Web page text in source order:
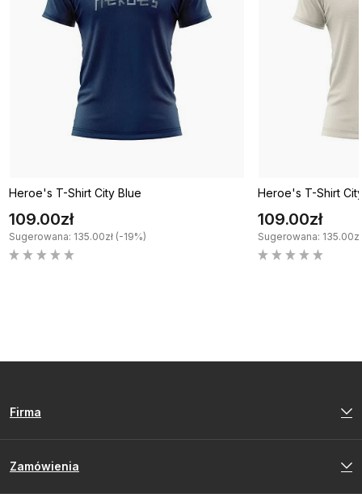
Heroe's T-Shirt City Blue
109.00zł
Sugerowana: 135.00zł (-19%)
Heroe's T-Shirt
109.00zł
Sugerowana:
Firma
Zamówienia